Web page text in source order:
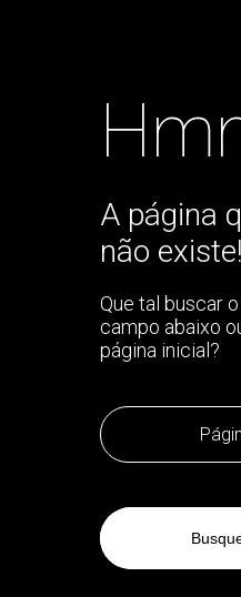
A página
não existe!
Que tal buscar
campo abaixo
página inicial?